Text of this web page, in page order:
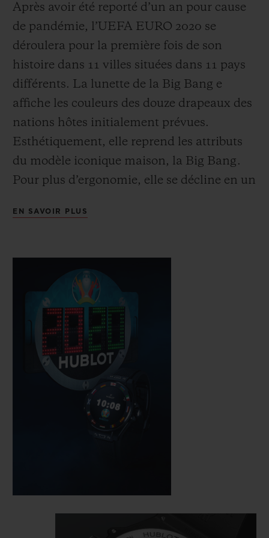
Après avoir été reporté d’un an pour cause
de pandémie, l’UEFA EURO 2020 se
déroulera pour la première fois de son
histoire dans 11 villes situées dans 11 pays
différents. La lunette de la Big Bang e
affiche les couleurs des douze drapeaux des
nations hôtes initialement prévues.
Esthétiquement, elle reprend les attributs
du modèle iconique maison, la Big Bang.
Pour plus d’ergonomie, elle se décline en un
Magic, la spectaculaire céramique noire
Hublot, étanche jusqu’à 30 mètres de
profondeur. Sa glace saphir permet de
manipuler son écran touchscreen
AMOLED à haute définition, tandis que, à
l’image d’une montre mécanique, sa
couronne rotative avec poussoir permet
d’actionner ses fonctions.
Elle est équipée d’un module électronique
complexe développé en partenariat avec
notamment à travers une app spécialement
EN SAVOIR PLUS